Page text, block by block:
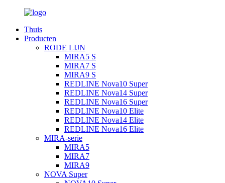
Thuis
Producten
RODE LIJN
MIRA5 S
MIRA7 S
MIRA9 S
REDLINE Nova10 Super
REDLINE Nova14 Super
REDLINE Nova16 Super
REDLINE Nova10 Elite
REDLINE Nova14 Elite
REDLINE Nova16 Elite
MIRA-serie
MIRA5
MIRA7
MIRA9
NOVA Super